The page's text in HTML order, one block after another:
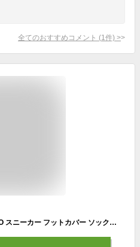
全てのおすすめコメント (1 件) >
【ポイント10倍】ロトト ROTOTO スニーカー フットカバー ソックス SNEAKER FOOT COVER "ORGANIC COTTON" オーガニックコットン クルーソックス 靴下 レディース メンズ 2022春夏 R1355 【メール便可】0217